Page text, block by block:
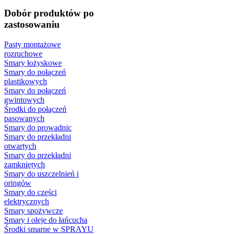
Dobór produktów po
zastosowaniu
Pasty montażowe
rozruchowe
Smary łożyskowe
Smary do połączeń
plastikowych
Smary do połączeń
gwintowych
Środki do połączeń
pasowanych
Smary do prowadnic
Smary do przekładni
otwartych
Smary do przekładni
zamkniętych
Smary do uszczelnień i
oringów
Smary do części
elektrycznych
Smary spożywcze
Smary i oleje do łańcucha
Środki smarne w SPRAYU